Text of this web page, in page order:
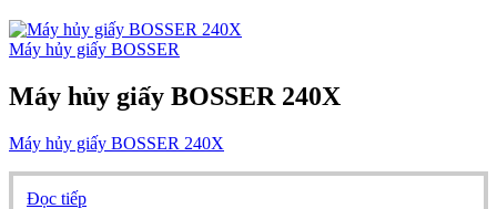
Máy hủy giấy BOSSER
Máy hủy giấy BOSSER 240X
Máy hủy giấy BOSSER 240X
Đọc tiếp